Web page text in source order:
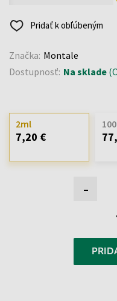
Pridať k obľúbeným
Značka: Montale
Dostupnosť: Na sklade
-
2ml
7,20 €